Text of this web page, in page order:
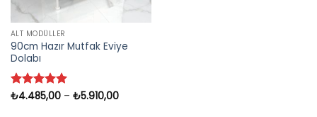
ALT MODÜLLER
90cm Hazır Mutfak Eviye
Dolabı
5 üzerinden
₺4.485,00 – ₺5.910,00Fiyat